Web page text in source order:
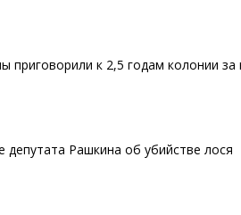
приговорили к 2,5 годам колонии за
депутата Рашкина об убийстве лося